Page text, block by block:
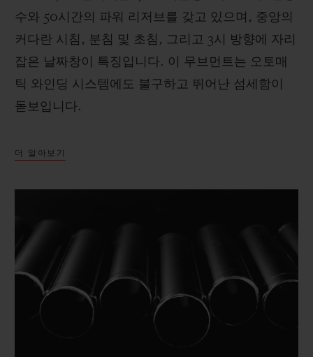
수와 50시간의 파워 리저브를 갖고 있으며, 중앙의
커다란 시침, 분침 및 초침, 그리고 3시 방향에 자리
잡은 날짜창이 특징입니다. 이 무브먼트는 오토매
틱 와인딩 시스템에도 불구하고 뛰어난 섬세함이
돋보입니다.
더 알아보기